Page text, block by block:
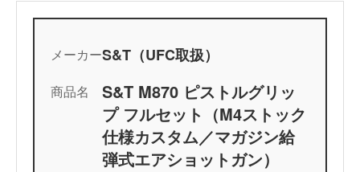
メーカーS&T（UFC取扱）
商品名
S&T M870 ピストルグリッ
プ フルセット（M4ストック
仕様カスタム／マガジン給
弾式エアショットガン）